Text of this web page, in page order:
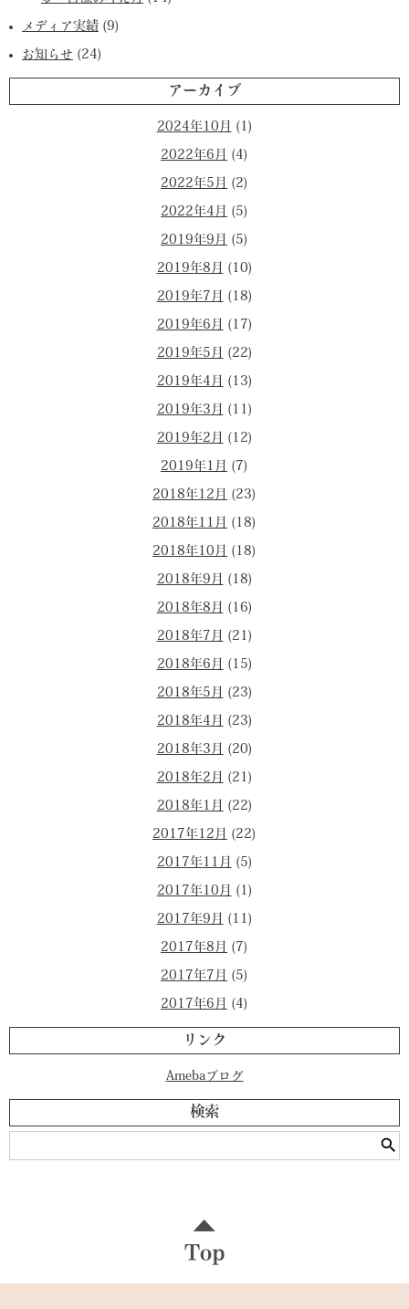
メディア実績 (9)
お知らせ (24)
アーカイブ
2024年10月 (1)
2022年6月 (4)
2022年5月 (2)
2022年4月 (5)
2019年9月 (5)
2019年8月 (10)
2019年7月 (18)
2019年6月 (17)
2019年5月 (22)
2019年4月 (13)
2019年3月 (11)
2019年2月 (12)
2019年1月 (7)
2018年12月 (23)
2018年11月 (18)
2018年10月 (18)
2018年9月 (18)
2018年8月 (16)
2018年7月 (21)
2018年6月 (15)
2018年5月 (23)
2018年4月 (23)
2018年3月 (20)
2018年2月 (21)
2018年1月 (22)
2017年12月 (22)
2017年11月 (5)
2017年10月 (1)
2017年9月 (11)
2017年8月 (7)
2017年7月 (5)
2017年6月 (4)
リンク
Amebaブログ
検索